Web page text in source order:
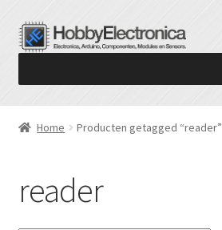
Ga
door
navigatie
Ga
naar
inhoud
Home Producten getagged “reader”
reader